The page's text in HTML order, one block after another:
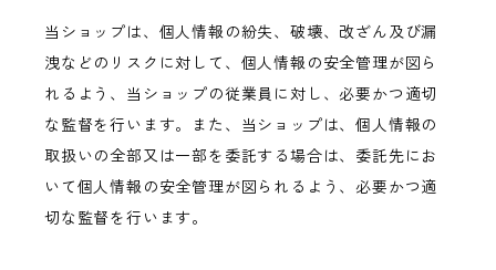
当ショップは、個人情報の紛失、破壊、改ざん及び漏
洩などのリスクに対して、個人情報の安全管理が図ら
れるよう、当ショップの従業員に対し、必要かつ適切
な監督を行います。また、当ショップは、個人情報の
取扱いの全部又は一部を委託する場合は、委託先にお
いて個人情報の安全管理が図られるよう、必要かつ適
切な監督を行います。